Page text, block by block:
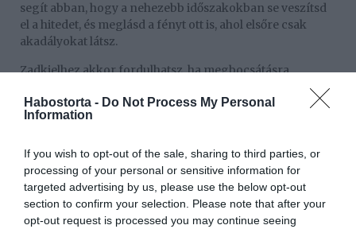
Habostorta - Do Not Process My Personal
Information
If you wish to opt-out of the sale, sharing to third parties, or
processing of your personal or sensitive information for
targeted advertising by us, please use the below opt-out
section to confirm your selection. Please note that after your
opt-out request is processed you may continue seeing
segít abban, hogy a nehezebb időszakokban se veszítsd
el a hitedet, és meglásd a fényt ott is, ahol elsőre csak
akadályokat látsz.
Zadkielhez akkor fordulhatsz, ha megbocsátásra,
elfogadásra vagy lelki tisztulásra van szükséged. Az ő
energiája segíthet elengedni a múlt terheit, és
emlékeztethet arra, hogy a legnehezebb helyzetekben is
Péntek – Haniel, az isteni kommunikáció angyala
Ha pénteken születtél, Haniel angyal állhat hozzád
különösen közel. Ő az isteni kommunikáció, az érzékeny